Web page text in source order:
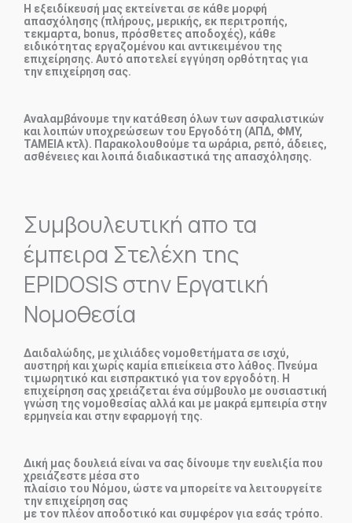
Η εξειδίκευσή μας εκτείνεται σε κάθε μορφή
απασχόλησης (πλήρους, μερικής, εκ περιτροπής,
τεκμαρτα, bonus, πρόσθετες αποδοχές), κάθε
ειδικότητας εργαζομένου και αντικειμένου της
επιχείρησης. Αυτό αποτελεί εγγύηση ορθότητας για
την επιχείρηση σας.
Αναλαμβάνουμε την κατάθεση όλων των ασφαλιστικών
και λοιπών υποχρεώσεων του Εργοδότη (ΑΠΔ, ΦΜΥ,
ΤΑΜΕΙΑ κτλ). Παρακολουθούμε τα ωράρια, ρεπό, άδειες,
ασθένειες και λοιπά διαδικαστικά της απασχόλησης.
Συμβουλευτική απο τα
έμπειρα Στελέχη της
EPIDOSIS στην Εργατική
Νομοθεσία
Δαιδαλώδης, με χιλιάδες νομοθετήματα σε ισχύ,
αυστηρή και χωρίς καμία επιείκεια στο λάθος. Πνεύμα
τιμωρητικό και εισπρακτικό για τον εργοδότη. Η
επιχείρηση σας χρειάζεται ένα σύμβουλο με ουσιαστική
γνώση της νομοθεσίας αλλά και με μακρά εμπειρία στην
ερμηνεία και στην εφαρμογή της.
Δική μας δουλειά είναι να σας δίνουμε την ευελιξία που
χρειάζεστε μέσα στο
πλαίσιο του Νόμου, ώστε να μπορείτε να λειτουργείτε
την επιχείρηση σας
με τον πλέον αποδοτικό και συμφέρον για εσάς τρόπο.